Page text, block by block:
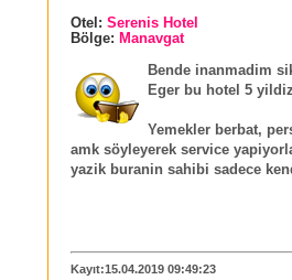
Otel: Serenis Hotel
Bölge: Manavgat
Bende inanmadim
Eger bu hotel 5
Yemekler berbat,
amk söyleyerek service
yazik buranin sahibi sadece
Kayıt:15.04.2019 09:49:23